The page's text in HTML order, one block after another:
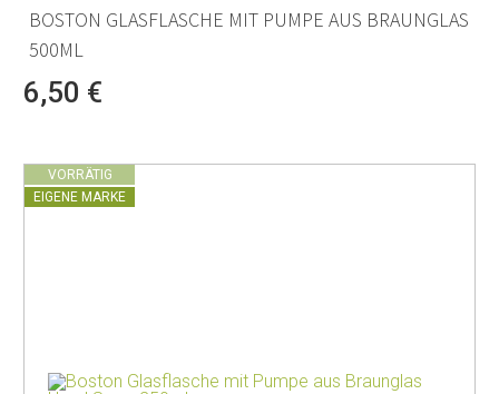
BOSTON GLASFLASCHE MIT PUMPE AUS BRAUNGLAS
500ML
6,50 €
VORRÄTIG
EIGENE MARKE